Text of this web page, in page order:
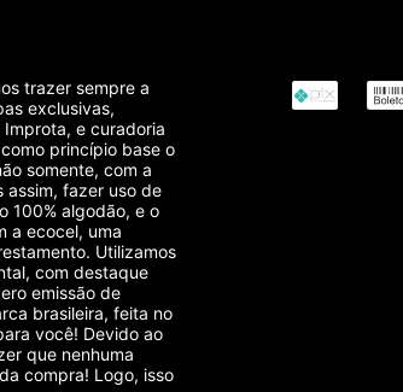
trazer sempre a
exclusivas,
e curadoria
princípio base o
somente, com a
assim, fazer uso de
100% algodão, e o
a ecocel, uma
Utilizamos
com destaque
emissão de
brasileira, feita no
você! Devido ao
que nenhuma
compra! Logo, isso